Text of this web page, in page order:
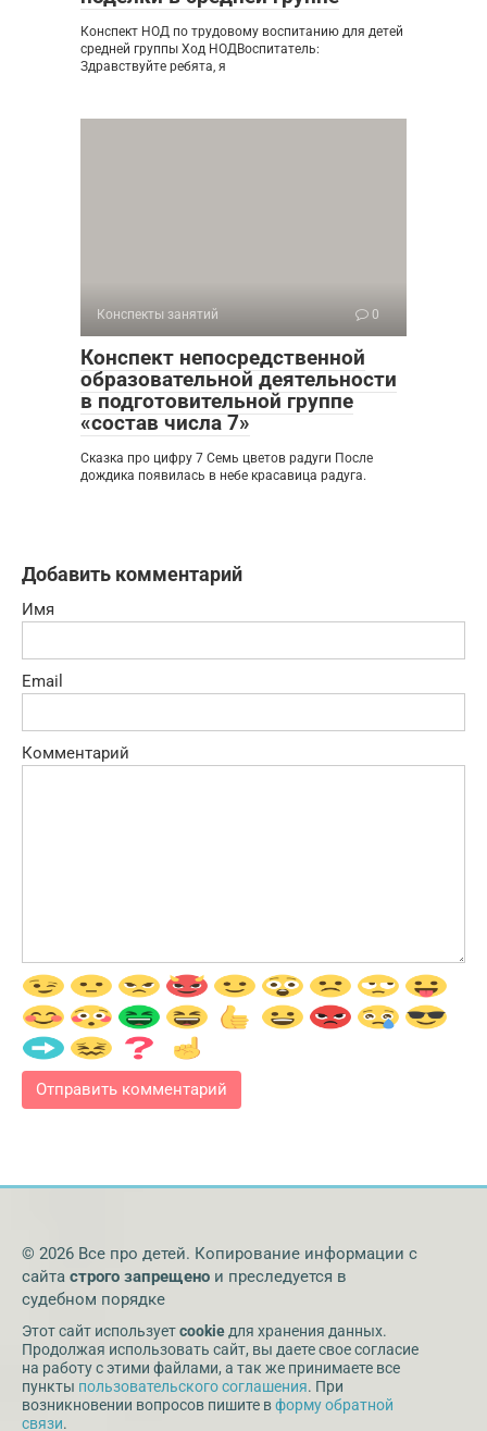
Конспект НОД по трудовому воспитанию для детей
средней группы Ход НОДВоспитатель:
Здравствуйте ребята, я
Конспекты занятий 0
Конспект непосредственной
образовательной деятельности
в подготовительной группе
«состав числа 7»
Сказка про цифру 7 Семь цветов радуги После
дождика появилась в небе красавица радуга.
Добавить комментарий
Имя
Email
Комментарий
© 2026 Все про детей. Копирование информации с
сайта строго запрещено и преследуется в
судебном порядке
Этот сайт используетcookie для хранения данных.
Продолжая использовать сайт, вы даете свое согласие
на работу с этими файлами, а так же принимаете все
пункты пользовательского соглашения. При
возникновении вопросов пишите вформу обратной
связи.